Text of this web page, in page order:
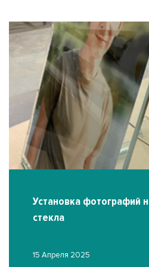
Установка фотографий
стекла
15 Апреля 2025